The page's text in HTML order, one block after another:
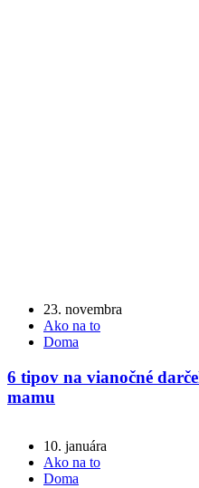
23. novembra
Ako na to
Doma
6 tipov na vianočné
mamu
10. januára
Ako na to
Doma